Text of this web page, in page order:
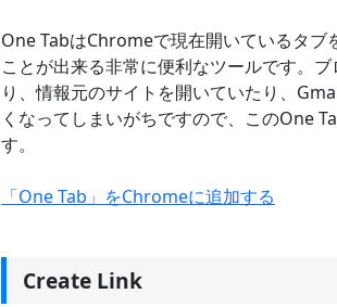
One TabはChromeで現在開いているタブ
ことが出来る非常に便利なツールです。
り、情報元のサイトを開いていたり、
くなってしまいがちですので、このOne
す。
「One Tab」をChromeに追加する
Create Link